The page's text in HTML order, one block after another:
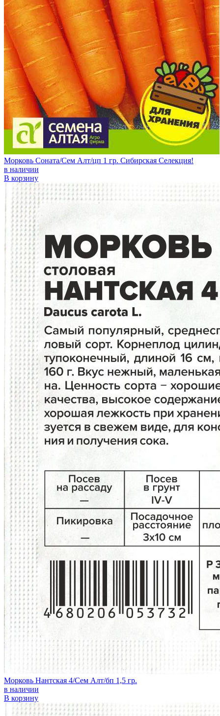
Морковь Соната/Сем Алт/цп 1 гр. Сибирская Селекция!
в наличии
В корзину
Морковь Нантская 4/Сем Алт/бп 1,5 гр.
в наличии
В корзину